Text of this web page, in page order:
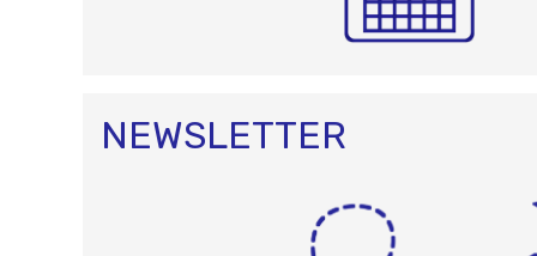
NEWSLETTER